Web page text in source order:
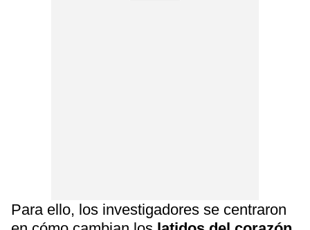
Para ello, los investigadores se centraron